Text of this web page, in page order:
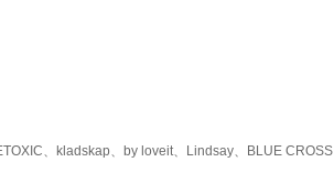
、kladskap、by loveit、Lindsay、BLUE CROSS